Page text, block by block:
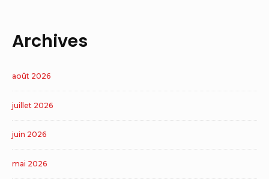
Archives
août 2026
juillet 2026
juin 2026
mai 2026